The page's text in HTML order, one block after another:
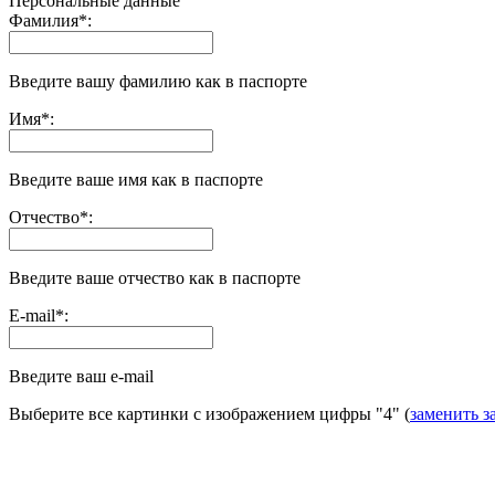
Фамилия*:
Введите вашу фамилию как в паспорте
Имя*:
Введите ваше имя как в паспорте
Отчество*:
Введите ваше отчество как в паспорте
E-mail*:
Введите ваш e-mail
Выберите все картинки с изображением цифры "4" (заменить